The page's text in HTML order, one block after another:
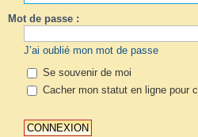
Mot de passe :
J’ai oublié mon mot de passe
Se souvenir de moi
Cacher mon statut en ligne pour